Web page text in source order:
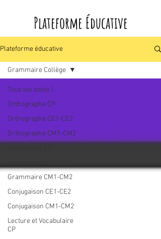
Plateforme Éducative
Plateforme éducative
Tous les posts !
Orthographe CP
Orthographe CE1-CE2
Orthographe CM1-CM2
Grammaire CM1-CM2
Conjugaison CE1-CE2
Conjugaison CM1-CM2
Lecture et Vocabulaire
CP
Grammaire Collège